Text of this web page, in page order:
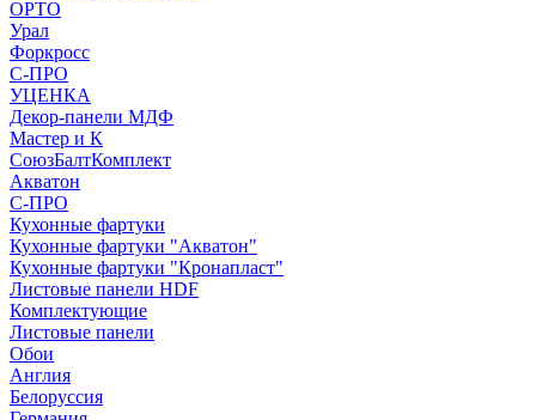
ОРТО
Урал
Форкросс
С-ПРО
УЦЕНКА
Декор-панели МДФ
Мастер и К
СоюзБалтКомплект
Акватон
С-ПРО
Кухонные фартуки
Кухонные фартуки "Акватон"
Кухонные фартуки "Кронапласт"
Листовые панели HDF
Комплектующие
Листовые панели
Обои
Англия
Белоруссия